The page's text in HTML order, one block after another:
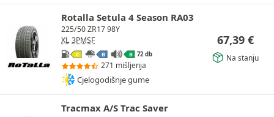
Rotalla Setula 4 Season RA03
225/50 ZR17 98Y
XL 3PMSF
C B B 72 db
271 mišljenja
Cjelogodišnje gume
67,39 €
Na stanju
Tracmax A/S Trac Saver